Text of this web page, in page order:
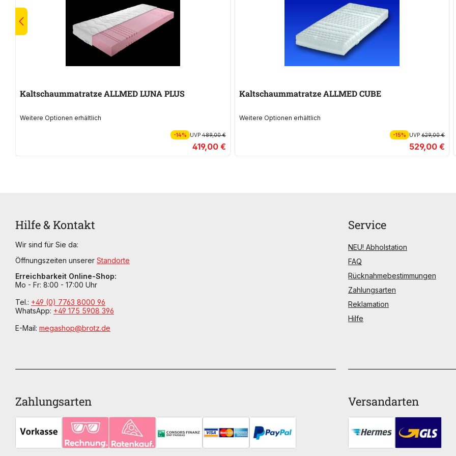
Kaltschaummatratze ALLMED LUNA PLUS
Weitere Optionen erhältlich
-14% UVP489,00 €
419,00 €
Kaltschaummatratze ALLMED CUBE
Weitere Optionen erhältlich
-15% UVP629,00 €
529,00 €
Hilfe & Kontakt
Wir sind für Sie da:
Öffnungszeiten unserer Standorte
Erreichbarkeit Online-Shop:
Mo - Fr: 8:00 - 17:00 Uhr
Tel.: +49 (0) 7763 8000 96
WhatsApp: +49 175 5908 396
E-Mail: megashop@brotz.de
Zahlungsarten Versandarten
Service
NEU! Abholstation
FAQ
Rücknahmebestimmungen
Zahlungsarten
Reklamation
Hilfe